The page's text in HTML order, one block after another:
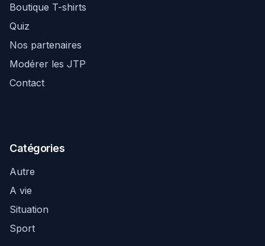
Boutique T-shirts
Quiz
Nos partenaires
Modérer les JTP
Contact
Catégories
Autre
A vie
Situation
Sport